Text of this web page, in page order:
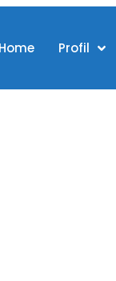
Home Profil